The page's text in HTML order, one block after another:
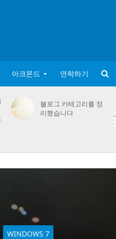
아크몬드 연락하기
블로그 카테고리를 정
리했습니다
WINDOWS 7